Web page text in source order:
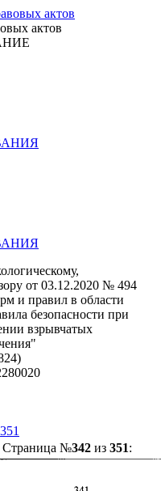
актов
от 03.12.2020 № 494
и правил в области
безопасности при
взрывчатых
351
Страница №342из 351: